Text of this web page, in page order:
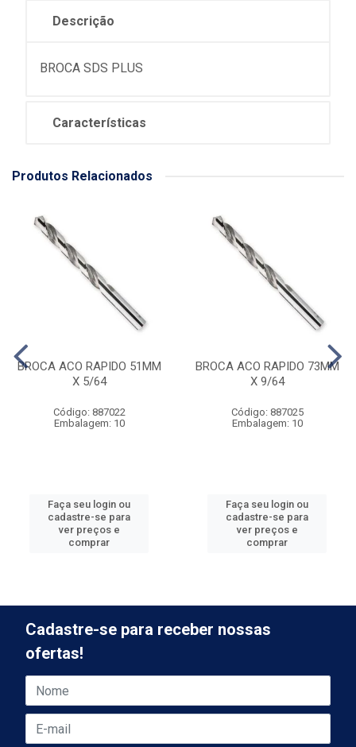
Descrição
BROCA SDS PLUS
Características
Produtos Relacionados
BROCA ACO RAPIDO 51MM
X 5/64
Código: 887022
Embalagem: 10
Faça seu login ou
cadastre-se para
ver preços e
comprar
BROCA ACO RAPIDO 73MM
X 9/64
Código: 887025
Embalagem: 10
Faça seu login ou
cadastre-se para
ver preços e
comprar
Cadastre-se para receber nossas
ofertas!